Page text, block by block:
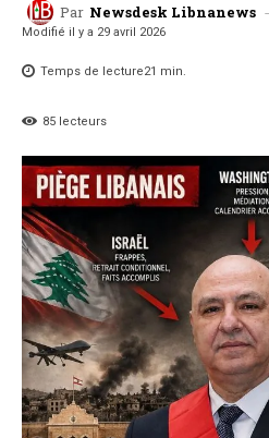
Par Newsdesk Libnanews
Modifié il y a 29 avril 2026
Temps de lecture21 min.
85 lecteurs